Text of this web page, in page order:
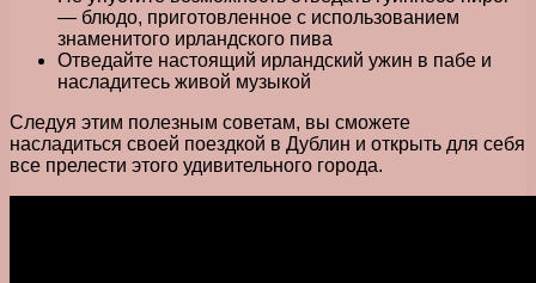
— блюдо, приготовленное с использованием
знаменитого ирландского пива
Отведайте настоящий ирландский ужин в пабе и
насладитесь живой музыкой
Следуя этим полезным советам, вы сможете
насладиться своей поездкой в Дублин и открыть для себя
все прелести этого удивительного города.